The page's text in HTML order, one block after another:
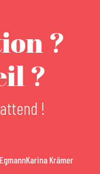
?
?
!
Karina Krämer